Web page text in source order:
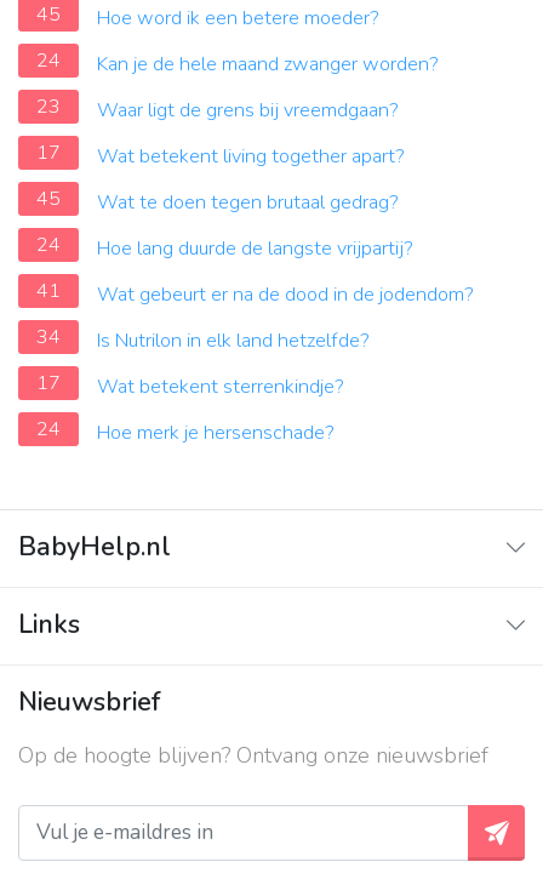
45
Hoe word ik een betere moeder?
24
Kan je de hele maand zwanger worden?
23
Waar ligt de grens bij vreemdgaan?
17
Wat betekent living together apart?
45
Wat te doen tegen brutaal gedrag?
24
Hoe lang duurde de langste vrijpartij?
41
Wat gebeurt er na de dood in de jodendom?
34
Is Nutrilon in elk land hetzelfde?
17
Wat betekent sterrenkindje?
24
Hoe merk je hersenschade?
BabyHelp.nl
Vraag & Antwoord
Links
Contact
Over ons
Privacy beleid
Nieuwsbrief
Op de hoogte blijven? Ontvang onze nieuwsbrief